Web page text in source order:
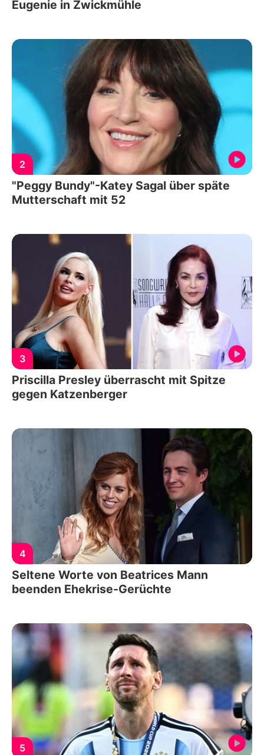
Eugenie in Zwickmühle
2
"Peggy Bundy"-Katey Sagal über späte
Mutterschaft mit 52
3
Priscilla Presley überrascht mit Spitze
gegen Katzenberger
4
Seltene Worte von Beatrices Mann
beenden Ehekrise-Gerüchte
5